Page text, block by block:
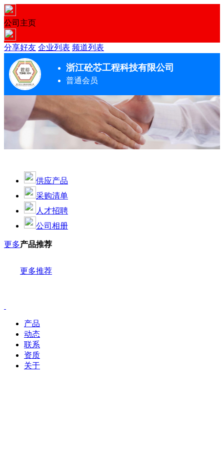
公司主页
分享好友 企业列表 频道列表
浙江砼芯工程科技有限公司
普通会员
供应产品
采购清单
人才招聘
公司相册
更多产品推荐
更多推荐
产品
动态
联系
资质
关于